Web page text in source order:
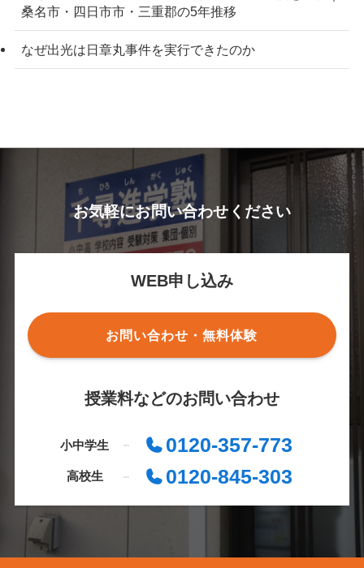
桑名市・四日市市・三重郡の5年推移
なぜ出光は日章丸事件を実行できたのか
お気軽にお問い合わせください
WEB申し込み
お問い合わせ・無料体験
授業料などのお問い合わせ
小中学生 0120-357-773
高校生 0120-845-303